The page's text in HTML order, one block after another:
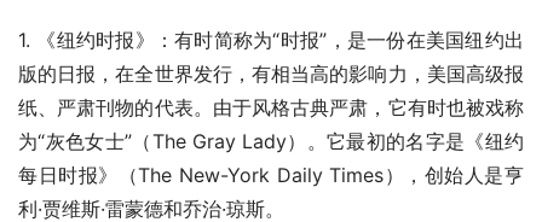
1. 《纽约时报》：有时简称为“时报”，是一份在美国纽约出
版的日报，在全世界发行，有相当高的影响力，美国高级报
纸、严肃刊物的代表。由于风格古典严肃，它有时也被戏称
为“灰色女士”（The Gray Lady）。它最初的名字是《纽约
每日时报》（The New-York Daily Times），创始人是亨
利·贾维斯·雷蒙德和乔治·琼斯。